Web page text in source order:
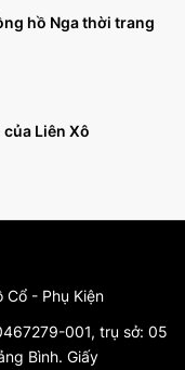
hồ Nga thời trang
Liên Xô
Cổ - Phụ Kiện
001, trụ sở: 05
Bình. Giấy